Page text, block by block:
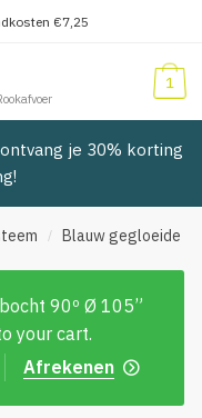
€7,25
1
je 30% korting
/ Blauw gegloeide
90º Ø 105”
your cart.
Afrekenen